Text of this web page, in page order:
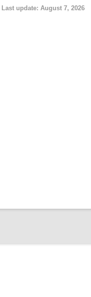
Last update: August 7, 2026